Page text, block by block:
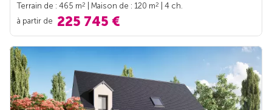
Terrain de : 465 m2 | Maison de : 120 m2
| 4 ch.
à partir de 225 745 €